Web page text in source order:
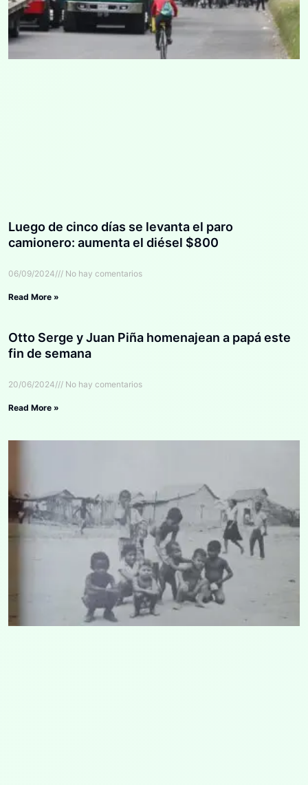
Luego de cinco días se levanta el paro
camionero: aumenta el diésel $800
06/09/2024 No hay comentarios
Read More »
Otto Serge y Juan Piña homenajean a papá este
fin de semana
20/06/2024 No hay comentarios
Read More »